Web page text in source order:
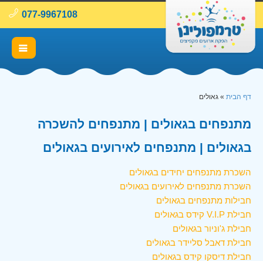
077-9967108
דף הבית » גאולים
מתנפחים בגאולים | מתנפחים להשכרה
בגאולים | מתנפחים לאירועים בגאולים
השכרת מתנפחים יחידים בגאולים
השכרת מתנפחים לאירועים בגאולים
חבילות מתנפחים בגאולים
חבילת V.I.P קידס בגאולים
חבילת ג'וניור בגאולים
חבילת דאבל סליידר בגאולים
חבילת דיסקו קידס בגאולים